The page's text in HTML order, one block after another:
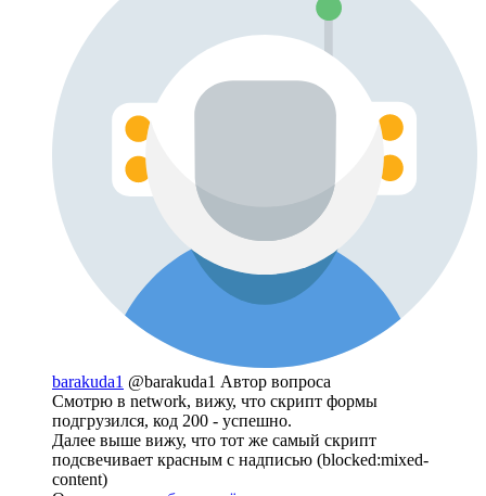
barakuda1 @barakuda1 Автор вопроса
Смотрю в network, вижу, что скрипт формы
подгрузился, код 200 - успешно.
Далее выше вижу, что тот же самый скрипт
подсвечивает красным с надписью (blocked:mixed-
content)